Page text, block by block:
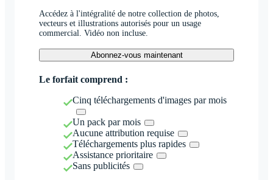
Accédez à l'intégralité de notre collection de photos,
vecteurs et illustrations autorisés pour un usage
commercial. Vidéo non incluse.
Abonnez-vous maintenant
Le forfait comprend :
Cinq téléchargements d'images par mois
Un pack par mois
Aucune attribution requise
Téléchargements plus rapides
Assistance prioritaire
Sans publicités